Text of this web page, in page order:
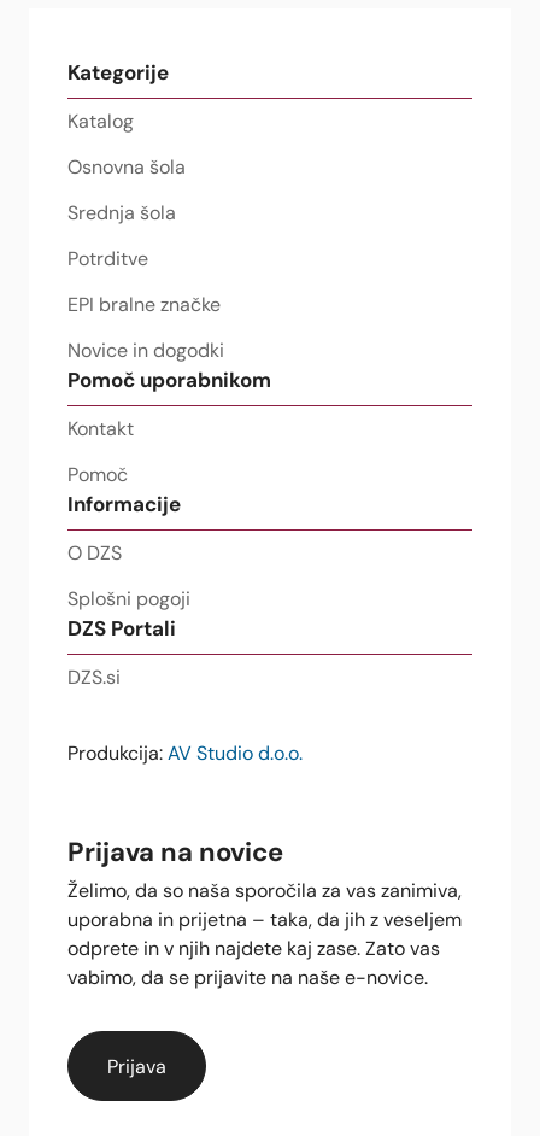
Kategorije
Katalog
Osnovna šola
Srednja šola
Potrditve
EPI bralne značke
Novice in dogodki
Pomoč uporabnikom
Kontakt
Pomoč
Informacije
O DZS
Splošni pogoji
DZS Portali
DZS.si
Produkcija: AV Studio d.o.o.
Prijava na novice
Želimo, da so naša sporočila za vas zanimiva,
uporabna in prijetna – taka, da jih z veseljem
odprete in v njih najdete kaj zase. Zato vas
vabimo, da se prijavite na naše e-novice.